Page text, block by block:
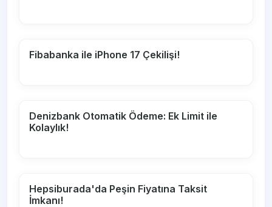
Fibabanka ile iPhone 17 Çekilişi!
Denizbank Otomatik Ödeme: Ek Limit ile
Kolaylık!
Hepsiburada'da Peşin Fiyatına Taksit
İmkanı!